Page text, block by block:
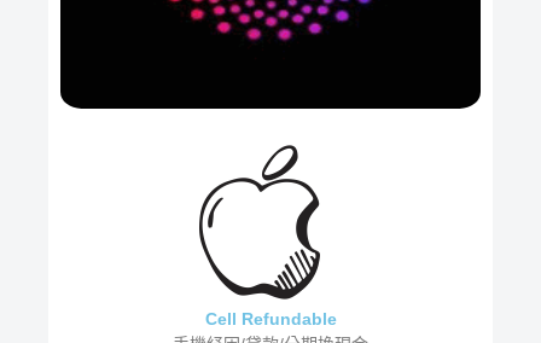
Cell Refundable